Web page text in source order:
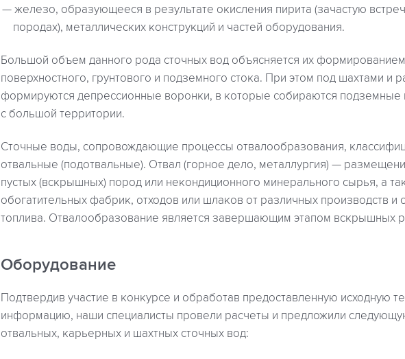
железо, образующееся в результате окисления пирита (зачастую
породах), металлических конструкций и частей оборудования.
Большой объем данного рода сточных вод объясняется их
поверхностного, грунтового и подземного стока. При этом под шахтами и
формируются депрессионные воронки, в которые собираются подземные
с большой территории.
Сточные воды, сопровождающие процессы отвалообразования,
отвальные (подотвальные). Отвал (горное дело, металлургия) —
пустых (вскрышных) пород или некондиционного минерального сырья, а
обогатительных фабрик, отходов или шлаков от различных производств и
топлива. Отвалообразование является завершающим этапом вскрышных
Оборудование
Подтвердив участие в конкурсе и обработав предоставленную исходную
информацию, наши специалисты провели расчеты и предложили
отвальных, карьерных и шахтных сточных вод: